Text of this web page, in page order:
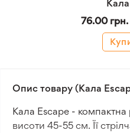
76.00 грн.
Опис товару (Кала
Кала Escape -
висоти 45-55 см. Її